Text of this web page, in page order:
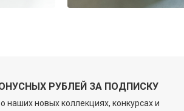
РУБЛЕЙ ЗА ПОДПИСКУ
наших новых коллекциях, конкурсах и